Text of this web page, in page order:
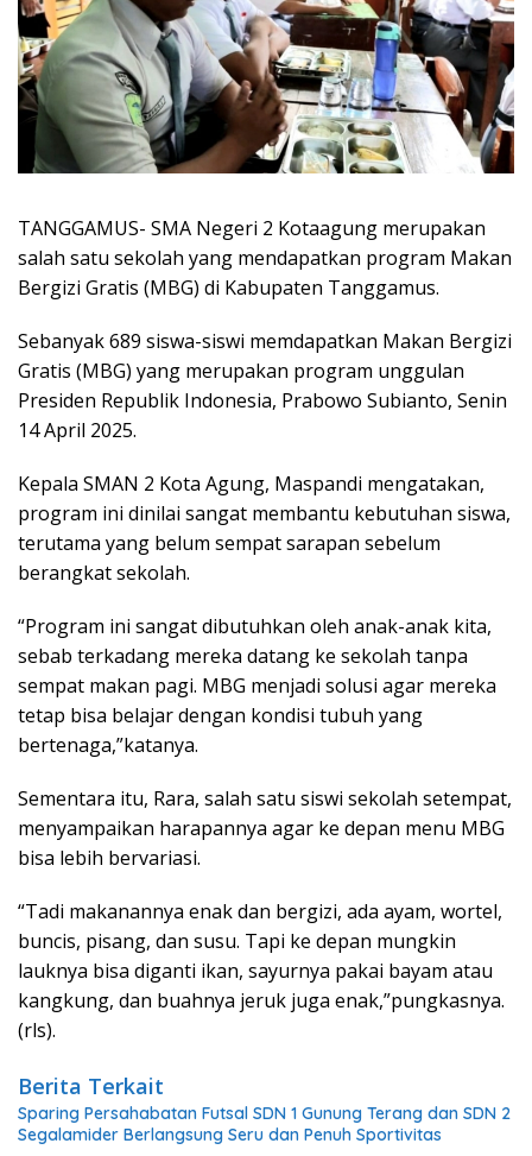
TANGGAMUS- SMA Negeri 2 Kotaagung merupakan
salah satu sekolah yang mendapatkan program Makan
Bergizi Gratis (MBG) di Kabupaten Tanggamus.
Sebanyak 689 siswa-siswi memdapatkan Makan Bergizi
Gratis (MBG) yang merupakan program unggulan
Presiden Republik Indonesia, Prabowo Subianto, Senin
14 April 2025.
Kepala SMAN 2 Kota Agung, Maspandi mengatakan,
program ini dinilai sangat membantu kebutuhan siswa,
terutama yang belum sempat sarapan sebelum
berangkat sekolah.
“Program ini sangat dibutuhkan oleh anak-anak kita,
sebab terkadang mereka datang ke sekolah tanpa
sempat makan pagi. MBG menjadi solusi agar mereka
tetap bisa belajar dengan kondisi tubuh yang
bertenaga,”katanya.
Sementara itu, Rara, salah satu siswi sekolah setempat,
menyampaikan harapannya agar ke depan menu MBG
bisa lebih bervariasi.
“Tadi makanannya enak dan bergizi, ada ayam, wortel,
buncis, pisang, dan susu. Tapi ke depan mungkin
lauknya bisa diganti ikan, sayurnya pakai bayam atau
kangkung, dan buahnya jeruk juga enak,”pungkasnya.
(rls).
Berita Terkait
Sparing Persahabatan Futsal SDN 1 Gunung Terang dan SDN 2
Segalamider Berlangsung Seru dan Penuh Sportivitas